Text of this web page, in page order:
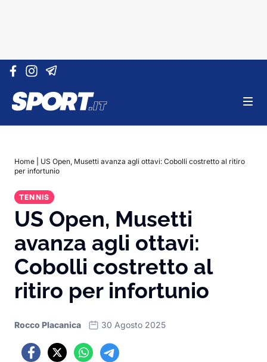
Vai al contenuto
Home
US Open, Musetti avanza agli ottavi: Cobolli costretto al ritiro
per infortunio
TENNIS
US Open, Musetti
avanza agli ottavi:
Cobolli costretto al
ritiro per infortunio
Rocco Placanica 30 Agosto 2025